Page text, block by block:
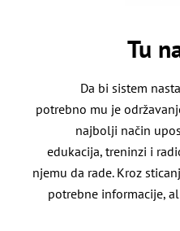
Tu
Da bi sistem
potrebno mu je
najbolji način
edukacija, treninzi i
njemu da rade. Kroz
potrebne informacije,